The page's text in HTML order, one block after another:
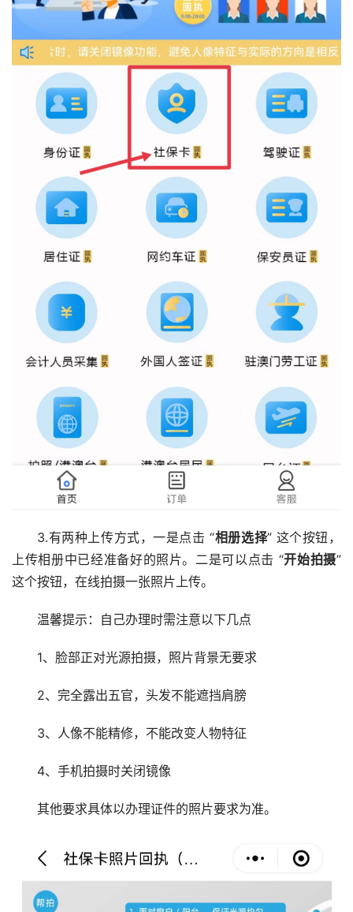
3.有两种上传方式，一是点击 “相册选择” 这个按钮，
上传相册中已经准备好的照片。二是可以点击 “开始拍摄”
这个按钮，在线拍摄一张照片上传。
温馨提示：自己办理时需注意以下几点
1、脸部正对光源拍摄，照片背景无要求
2、完全露出五官，头发不能遮挡肩膀
3、人像不能精修，不能改变人物特征
4、手机拍摄时关闭镜像
其他要求具体以办理证件的照片要求为准。